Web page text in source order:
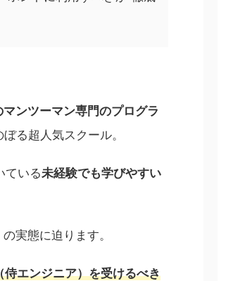
マンツーマン専門のプログラ
ぼる超人気スクール。
ている未経験でも学びやすい
実態に迫ります。
エンジニア）を受けるべき